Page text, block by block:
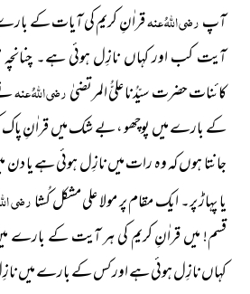
آپرضی اللہُ عنہقراٰنِ کریم کی آیات کے
آیت کب اور کہاں نازِل ہوئی ہے۔ چنانچہ
کائنات حضرت سیّدُنا علیُّ المرتضیٰرضی اللہُ عنہ
کے بارے میں پوچھو ، بے شک میں قراٰنِ
جانتا ہوں کہ وہ رات میں نازِل ہوئی ہے یا دن
یا پہاڑ پر۔ ایک مقام پر مولا علی مشکل کُشارضی
قسم! میں قراٰنِ کریم کی ہر آیت کے بارے
کہاں نازِل ہوئی ہے اور کس کے بارے میں